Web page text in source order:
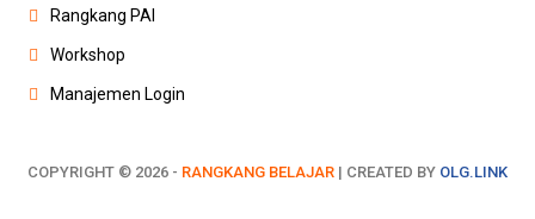
Rangkang PAI
Workshop
Manajemen Login
COPYRIGHT © 2026 - RANGKANG BELAJAR| CREATED BY OLG.LINK